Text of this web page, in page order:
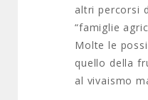
altri percorsi
“famiglie
Molte le
quello della
al vivaismo